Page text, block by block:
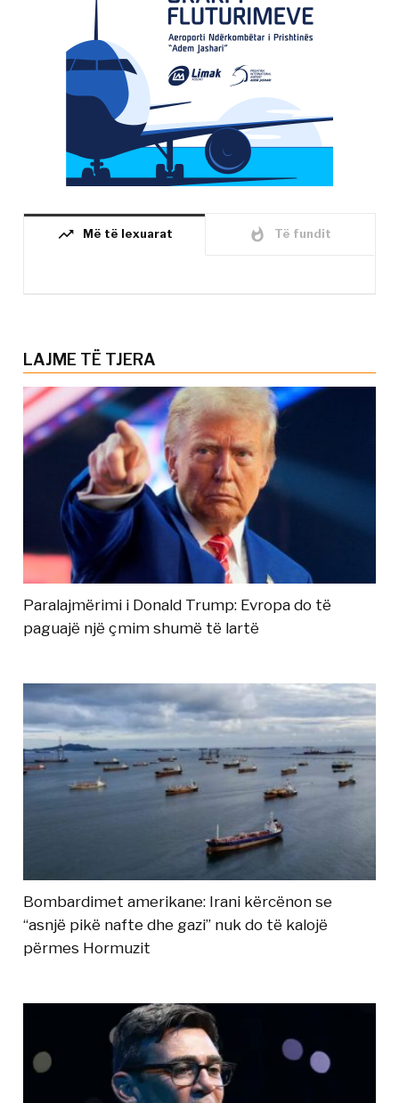
trending_up Më të lexuarat whatshot Të fundit
LAJME TË TJERA
Paralajmërimi i Donald Trump: Evropa do të
paguajë një çmim shumë të lartë
Bombardimet amerikane: Irani kërcënon se
“asnjë pikë nafte dhe gazi” nuk do të kalojë
përmes Hormuzit